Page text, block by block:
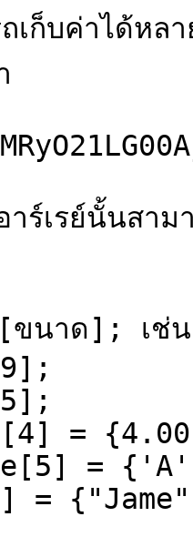
ถเก็บค่าได้ห
าร์เรย์นั้นสา
ขนาด]; เช่น
=
=
=